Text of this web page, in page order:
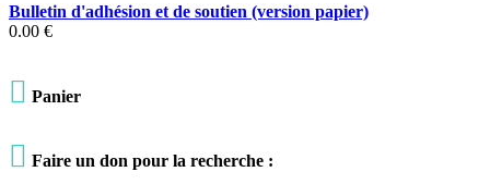
Bulletin d'adhésion et de soutien (version papier)
0.00 €
 Panier
 Faire un don pour la recherche :